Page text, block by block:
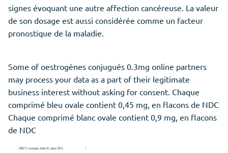
signes évoquant une autre affection cancéreuse. La valeur
de son dosage est aussi considérée comme un facteur
pronostique de la maladie.
Some of oestrogènes conjugués 0.3mg online partners
may process your data as a part of their legitimate
business interest without asking for consent. Chaque
comprimé bleu ovale contient 0,45 mg, en flacons de NDC
Chaque comprimé blanc ovale contient 0,9 mg, en flacons
de NDC